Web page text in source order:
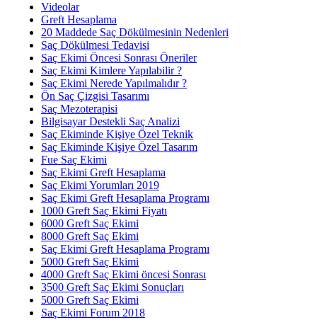
Videolar
Greft Hesaplama
20 Maddede Saç Dökülmesinin Nedenleri
Saç Dökülmesi Tedavisi
Saç Ekimi Öncesi Sonrası Öneriler
Saç Ekimi Kimlere Yapılabilir ?
Saç Ekimi Nerede Yapılmalıdır ?
Ön Saç Çizgisi Tasarımı
Saç Mezoterapisi
Bilgisayar Destekli Saç Analizi
Saç Ekiminde Kişiye Özel Teknik
Saç Ekiminde Kişiye Özel Tasarım
Fue Saç Ekimi
Saç Ekimi Greft Hesaplama
Saç Ekimi Yorumları 2019
Saç Ekimi Greft Hesaplama Programı
1000 Greft Saç Ekimi Fiyatı
6000 Greft Saç Ekimi
8000 Greft Saç Ekimi
Saç Ekimi Greft Hesaplama Programı
5000 Greft Saç Ekimi
4000 Greft Saç Ekimi öncesi Sonrası
3500 Greft Saç Ekimi Sonuçları
5000 Greft Saç Ekimi
Saç Ekimi Forum 2018